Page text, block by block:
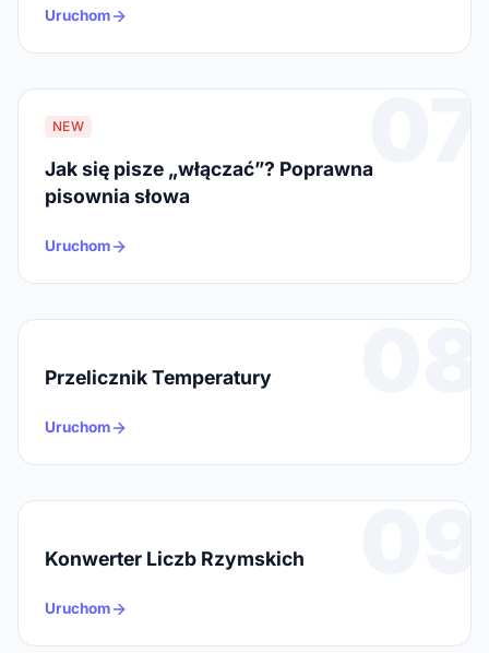
Uruchom
07
NEW
Jak się pisze „włączać”? Poprawna
pisownia słowa
Uruchom
08
Przelicznik Temperatury
Uruchom
09
Konwerter Liczb Rzymskich
Uruchom